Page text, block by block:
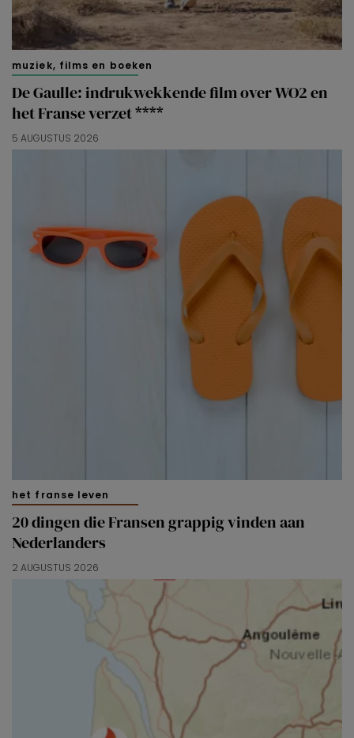
muziek, films en boeken
De Gaulle: indrukwekkende film over WO2 en
het Franse verzet ****
5 AUGUSTUS 2026
het franse leven
20 dingen die Fransen grappig vinden aan
Nederlanders
2 AUGUSTUS 2026